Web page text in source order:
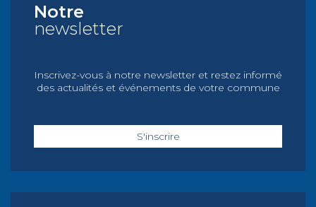
Notre
newsletter
Inscrivez-vous à notre newsletter et restez informé
des actualités et événements de votre commune
S'inscrire